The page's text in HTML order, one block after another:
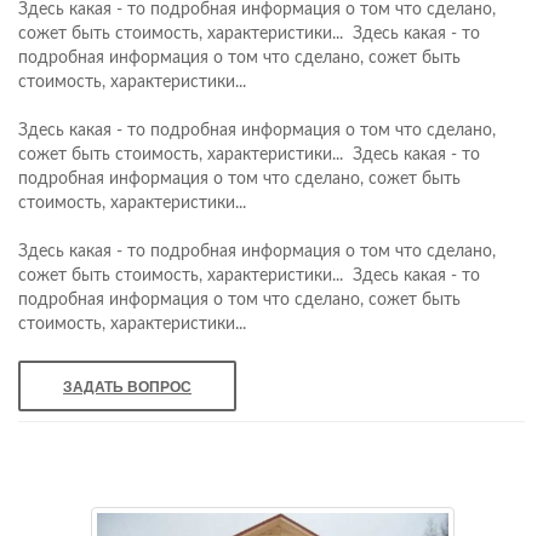
Здесь какая - то подробная информация о том что сделано,
сожет быть стоимость, характеристики... Здесь какая - то
подробная информация о том что сделано, сожет быть
стоимость, характеристики...
Здесь какая - то подробная информация о том что сделано,
сожет быть стоимость, характеристики... Здесь какая - то
подробная информация о том что сделано, сожет быть
стоимость, характеристики...
Здесь какая - то подробная информация о том что сделано,
сожет быть стоимость, характеристики... Здесь какая - то
подробная информация о том что сделано, сожет быть
стоимость, характеристики...
ЗАДАТЬ ВОПРОС